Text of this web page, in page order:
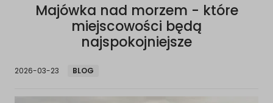
Majówka nad morzem - które
miejscowości będą
najspokojniejsze
2026-03-23 BLOG